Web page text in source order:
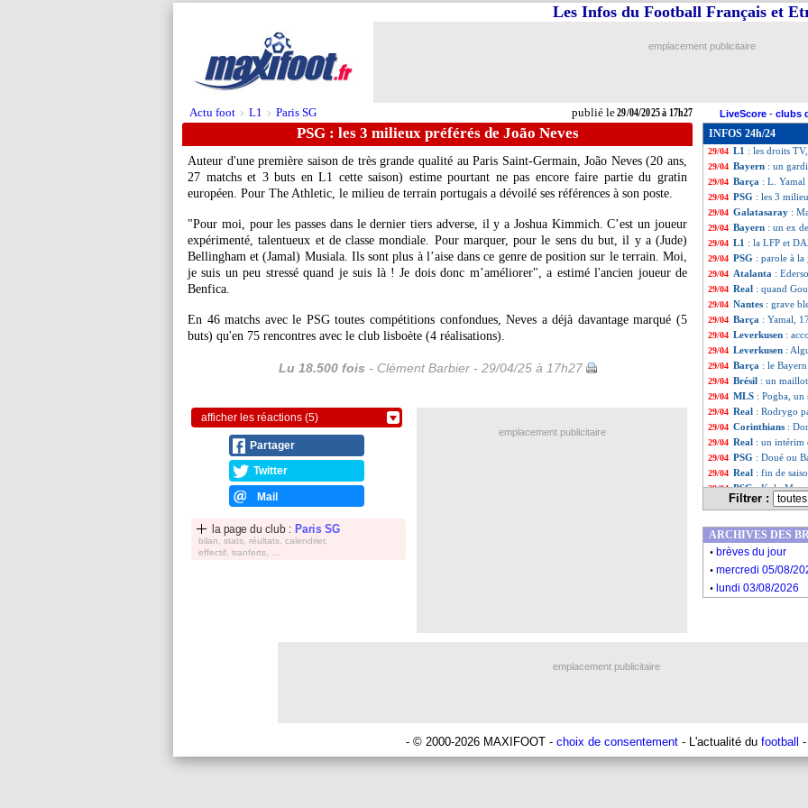
Actu foot > L1 > Paris SG publié le29/04/2025 à 17h27
Les Infos du Football Français et
emplacement publicitaire
LiveScore - clubs
PSG : les 3 milieux préférés de João Neves
Auteur d'une première saison de très grande qualité au Paris Saint-Germain, João Neves(20 ans,
27 matchs et 3 buts en L1 cette saison) estime pourtant ne pas encore faire partie du gratin
européen. Pour The Athletic, le milieu de terrain portugais a dévoilé ses références à son poste.
"Pour moi, pour les passes dans le dernier tiers adverse, il y a Joshua Kimmich. C’est un joueur
expérimenté, talentueux et de classe mondiale. Pour marquer, pour le sens du but, il y a (Jude)
Bellingham et (Jamal) Musiala. Ils sont plus à l’aise dans ce genre de position sur le terrain. Moi,
je suis un peu stressé quand je suis là ! Je dois donc m’améliorer", a estimé l'ancien joueur de
Benfica.
En 46 matchs avec le PSG toutes compétitions confondues, Neves a déjà davantage marqué (5
buts) qu'en 75 rencontres avec le club lisboète (4 réalisations).
Lu 18.500 fois - Clément Barbier - 29/04/25 à 17h27
afficher les réactions (5)
Partager
Twitter
Mail
la page du club : Paris SG
bilan, stats, réultats, calendrier,
effectif, tranferts, ...
INFOS 24h/24
29/04 Tottenham:
29/04 PSG
29/04 PSG: Rothen ne
29/04 Barça: Yamal
29/04 L1 : les droits
29/04 Bayern : un
29/04 Barça : L. Yamal
29/04 PSG : les 3
29/04 Galatasaray :
29/04 Bayern : un ex
29/04 L1 : la LFP et
29/04 PSG : parole à la
29/04 Atalanta :
29/04 Real : quand
29/04 Nantes : grave
29/04 Barça : Yamal,
29/04 Leverkusen :
29/04 Leverkusen :
29/04 Barça : le
29/04 Brésil : un
29/04 MLS : Pogba, un
29/04 Real : Rodrygo
29/04 Corinthians :
29/04 Real : un intérim
29/04 PSG : Doué ou
29/04 Real : fin de
29/04 PSG: Kolo
Lille: Mbappé
29/04 Barça: Flick va
29/04 PSG: un départ
Arsenal:
29/04 Real: Courtois
Filtrer :
emplacement publicitaire
ARCHIVES DES
. brèves du jour
. mercredi 05/08/
. lundi 03/08/2026
emplacement publicitaire
- © 2000-2026 MAXIFOOT - choix de consentement - L'actualité du football -